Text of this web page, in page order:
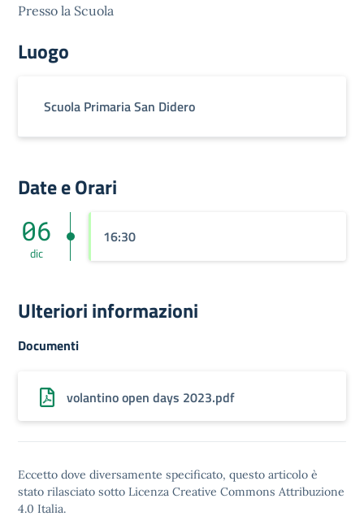
Presso la Scuola
Luogo
Scuola Primaria San Didero
Date e Orari
06
dic
16:30
Ulteriori informazioni
Documenti
volantino open days 2023.pdf
Eccetto dove diversamente specificato, questo articolo è
stato rilasciato sotto Licenza Creative Commons Attribuzione
4.0 Italia.